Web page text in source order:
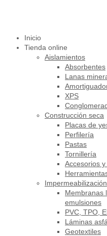
Inicio
Tienda online
Aislamientos
Absorbentes
Lanas
XPS
Construcción seca
Placas de
Perfilería
Pastas
Tornillería
Accesorios
Impermeabilización
Membranas
emulsiones
PVC, TPO,
Láminas
Geotextiles